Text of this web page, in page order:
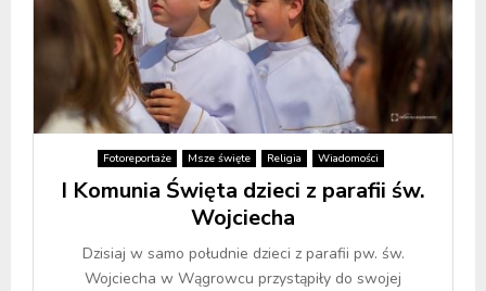
Fotoreportaże Msze święte Religia Wiadomości
I Komunia Święta dzieci z parafii św.
Wojciecha
Dzisiaj w samo południe dzieci z parafii pw. św.
Wojciecha w Wągrowcu przystąpiły do swojej